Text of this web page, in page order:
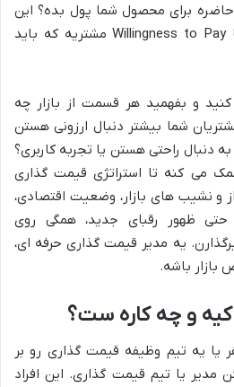
برای محصول شما پول بده؟ این
همون تمایل به پرداخت یا Willingness to Pay مشتریه که باید
و بفهمید هر قسمت از بازار چه
شما بیشتر دنبال ارزونی هستن
دنبال راحتی هستن یا تجربه کاربری؟
می کنه تا استراتژی قیمت گذاری
و نشیب های بازار، وضعیت اقتصادی،
حتی ظهور رقبای جدید، همگی روی
یه مدیر قیمت گذاری حرفه ای،
باشه.
و چه کاره ست؟
یا یه تیم وظیفه قیمت گذاری رو بر
یا تیم قیمت گذاری. این افراد